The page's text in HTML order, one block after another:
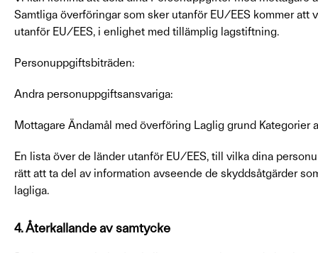
Samtliga överföringar som sker utanför EU/EES kommer
utanför EU/EES, i enlighet med tillämplig lagstiftning.
Personuppgiftsbiträden:
Andra personuppgiftsansvariga:
Mottagare Ändamål med överföring Laglig grund Kategorier
En lista över de länder utanför EU/EES, till vilka dina
rätt att ta del av information avseende de skyddsåtgärder
lagliga.
4. Återkallande av samtycke